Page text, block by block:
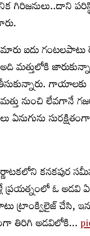
గిరిజనులు..దాని
ఐదు గంటలపాటు
మత్తులోకి
గాయాలకు
నుంచి లేవగానే
ఏనుగును
కనకపుర
ప్రయత్నంలో ఓ అడవి
ట్రాంక్విలైజ్ చేసి,
తిరిగి అడవిలోకి…